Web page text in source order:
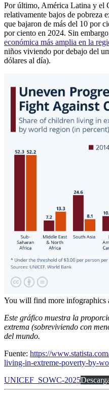
Por último, América Latina y el
relativamente bajos de pobreza
que bajaron de más del 10 por
por ciento en 2024. Sin
económica más amplia en la
niños viviendo por debajo del
dólares al día).
You will find more infographics
Este gráfico muestra la
extrema (sobreviviendo con
del mundo.
Fuente: https://
living-in-extreme-poverty-by-
UNICEF_SOWC-2025